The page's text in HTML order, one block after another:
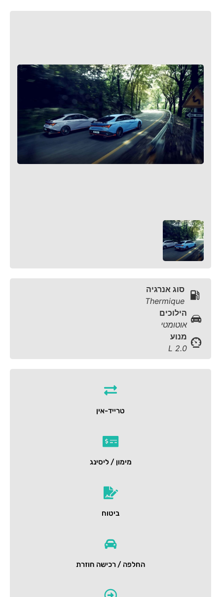
סוג אנרגיה
Thermique
הילוכים
אוטומטי
מנוע
2.0 L
טרייד-אין
מימון / ליסינג
ביטוח
החלפה / רכישה חוזרת